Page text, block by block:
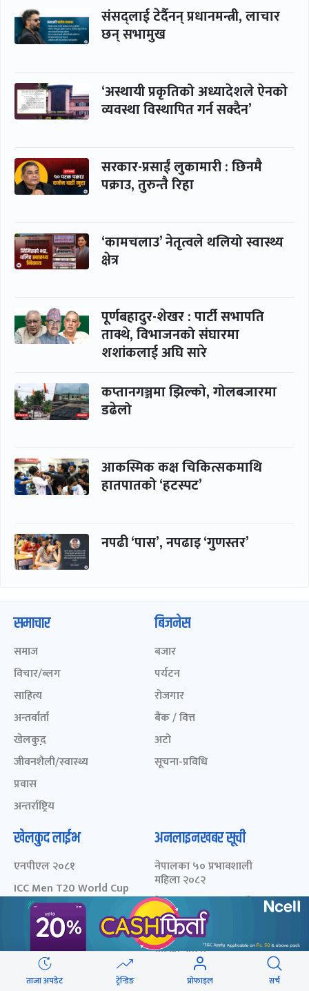
संसद्लाई टेर्दैनन् प्रधानमन्त्री, लाचार
छन् सभामुख
‘अस्थायी प्रकृतिको अध्यादेशले ऐनको
व्यवस्था विस्थापित गर्न सक्दैन’
सरकार-प्रसाईं लुकामारी : छिनमै
पक्राउ, तुरुन्तै रिहा
‘कामचलाउ’ नेतृत्वले थलियो स्वास्थ्य
क्षेत्र
पूर्णबहादुर-शेखर : पार्टी सभापति
ताक्थे, विभाजनको संघारमा
शशांकलाई अघि सारे
कप्तानगञ्जमा झिल्को, गोलबजारमा
डढेलो
आकस्मिक कक्ष चिकित्सकमाथि
हातपातको ‘हटस्पट’
नपढी ‘पास’, नपढाइ ‘गुणस्तर’
ताजा अपडेट ट्रेन्डिङ प्रोफाइल सर्च
समाचार
समाज
विचार/ब्लग
साहित्य
अन्तर्वार्ता
खेलकुद़़
जीवनशैली/स्वास्थ्य
प्रवास
अन्तर्राष्ट्रिय
बिजनेस
बजार
पर्यटन
रोजगार
बैंक / वित्त
अटो
सूचना-प्रविधि
खेलकुद लाईभ
एनपीएल २०८१
ICC Men T20 World Cup
2024
IPL 2024
Aaha RARA Pokhara
gold cup
Nepal Super League -
अनलाइनखबर सूची
नेपालका ५० प्रभावशाली
महिला २०८२
नेपालका ५० प्रभावशाली
महिला २०८१
नेपालका ५० प्रभावशाली
महिला २०८०
चालीस मुनिका चालीस- २०८३